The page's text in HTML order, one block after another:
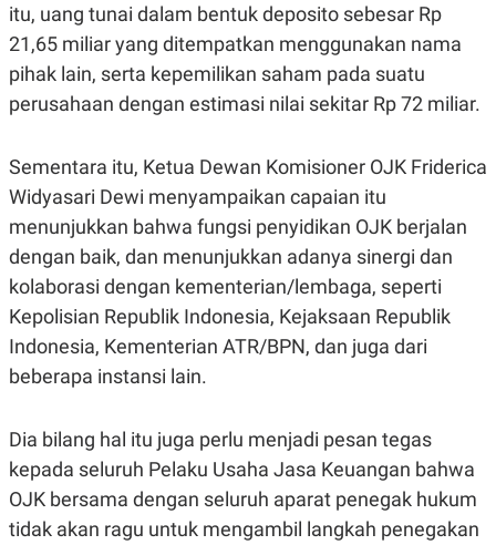
itu, uang tunai dalam bentuk deposito sebesar Rp
21,65 miliar yang ditempatkan menggunakan nama
pihak lain, serta kepemilikan saham pada suatu
perusahaan dengan estimasi nilai sekitar Rp 72 miliar.
Sementara itu, Ketua Dewan Komisioner OJK Friderica
Widyasari Dewi menyampaikan capaian itu
menunjukkan bahwa fungsi penyidikan OJK berjalan
dengan baik, dan menunjukkan adanya sinergi dan
kolaborasi dengan kementerian/lembaga, seperti
Kepolisian Republik Indonesia, Kejaksaan Republik
Indonesia, Kementerian ATR/BPN, dan juga dari
beberapa instansi lain.
Dia bilang hal itu juga perlu menjadi pesan tegas
kepada seluruh Pelaku Usaha Jasa Keuangan bahwa
OJK bersama dengan seluruh aparat penegak hukum
tidak akan ragu untuk mengambil langkah penegakan